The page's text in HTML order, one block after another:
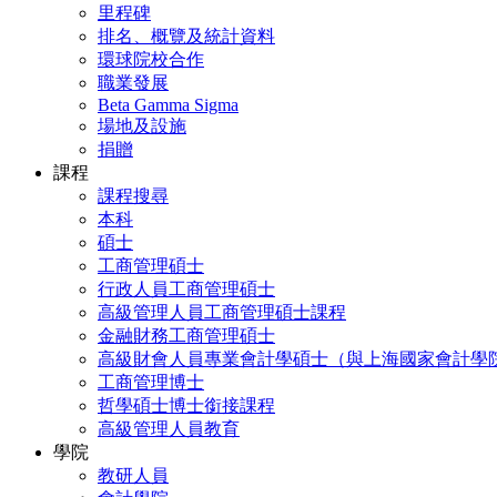
里程碑
排名、概覽及統計資料
環球院校合作
職業發展
Beta Gamma Sigma
場地及設施
捐贈
課程
課程搜尋
本科
碩士
工商管理碩士
行政人員工商管理碩士
高級管理人員工商管理碩士課程
金融財務工商管理碩士
高級財會人員專業會計學碩士（與上海國家會計學
工商管理博士
哲學碩士博士銜接課程
高級管理人員教育
學院
教研人員